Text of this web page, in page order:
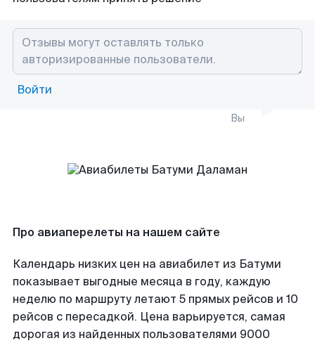
Войти
Вы
Про авиаперелеты на нашем сайте
Календарь низких цен на авиабилет из Батуми
показывает выгодные месяца в году, каждую
неделю по маршруту летают 5 прямых рейсов и 10
рейсов с пересадкой. Цена варьируется, самая
дорогая из найденных пользователями 9000